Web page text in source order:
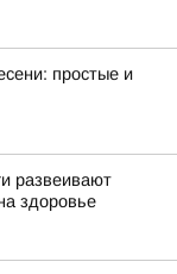
простые и
развеивают
здоровье